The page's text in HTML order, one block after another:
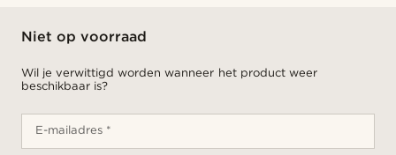
Niet op voorraad
Wil je verwittigd worden wanneer het product weer
beschikbaar is?
E-mailadres *